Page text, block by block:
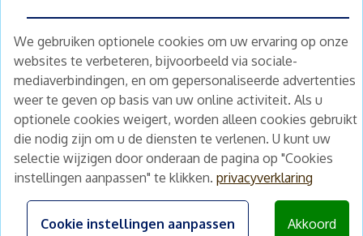
We gebruiken optionele cookies om uw ervaring op onze
websites te verbeteren, bijvoorbeeld via sociale-
mediaverbindingen, en om gepersonaliseerde advertenties
weer te geven op basis van uw online activiteit. Als u
optionele cookies weigert, worden alleen cookies gebruikt
die nodig zijn om u de diensten te verlenen. U kunt uw
selectie wijzigen door onderaan de pagina op "Cookies
instellingen aanpassen" te klikken. privacyverklaring
Cookie instellingen aanpassen Akkoord
Schrijf je nu in en ontvang wekelijks ons
nieuwe aanbod vastgoedbeleggingen.
Nieuwsbrief Abonneren
Home
Te koop
Nieuws
Schimmelstraat 5H
1053 TA Amsterdam
+31 (0) 30 225 31 12